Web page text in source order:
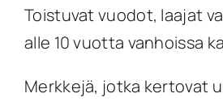
Toistuvat vuodot, laajat
alle 10 vuotta vanhoissa
Merkkejä, jotka kertovat